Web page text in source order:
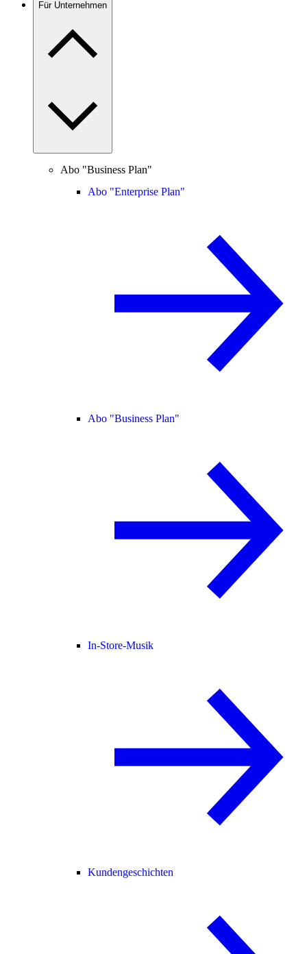
Für Unternehmen
Abo "Business Plan"
Abo "Enterprise Plan"
Abo "Business Plan"
In-Store-Musik
Kundengeschichten